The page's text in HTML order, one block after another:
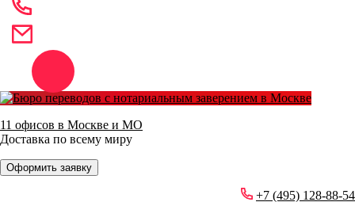
11 офисов в Москве и МО
Доставка по всему миру
Оформить заявку
+7 (495) 128-88-54